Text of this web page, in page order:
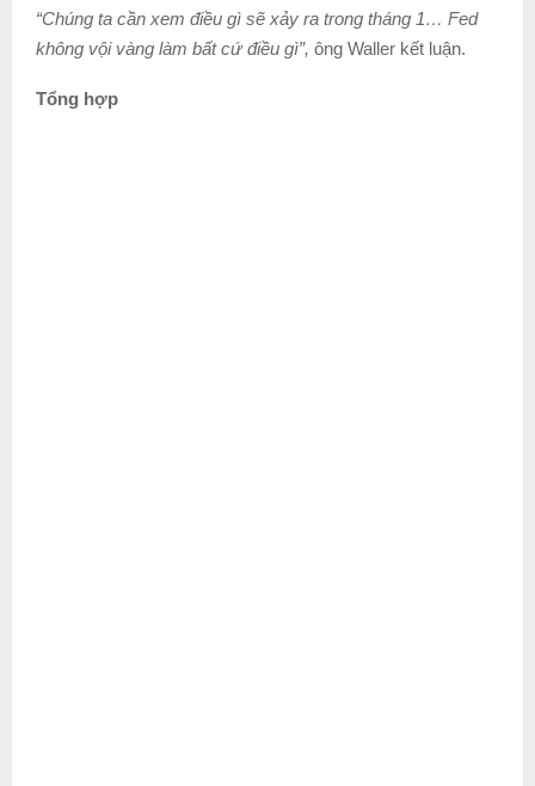
“Chúng ta cần xem điều gì sẽ xảy ra trong tháng 1… Fed
không vội vàng làm bất cứ điều gì”, ông Waller kết luận.
Tổng hợp